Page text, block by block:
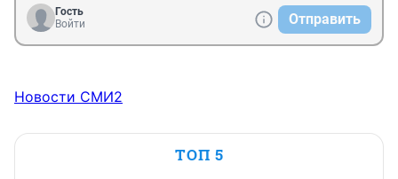
Гость
Войти
Отправить
Новости СМИ2
ТОП 5